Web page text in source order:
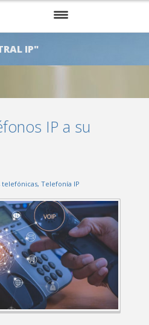
IP"
IP a su
telefónicas,Telefonía IP